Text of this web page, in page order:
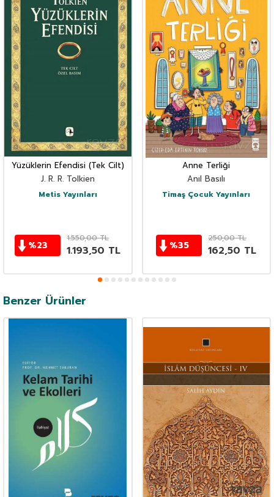
Yüzüklerin Efendisi (Tek Cilt)
J. R. R. Tolkien
Metis Yayınları
%23
1.550,00TL
1.193,50 TL
Anne Terliği
Anıl Basılı
Timaş Çocuk Yayınları
%35
250,00TL
162,50 TL
Benzer Ürünler